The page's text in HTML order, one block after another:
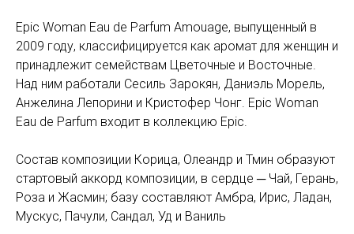
Epic Woman Eau de Parfum Amouage, выпущенный в
2009 году, классифицируется как аромат для женщин и
принадлежит семействам Цветочные и Восточные.
Над ним работали Сесиль Зарокян, Даниэль Морель,
Анжелина Лепорини и Кристофер Чонг. Epic Woman
Eau de Parfum входит в коллекцию Epic.
Состав композиции Корица, Олеандр и Тмин образуют
стартовый аккорд композиции, в сердце ─ Чай, Герань,
Роза и Жасмин; базу составляют Амбра, Ирис, Ладан,
Мускус, Пачули, Сандал, Уд и Ваниль